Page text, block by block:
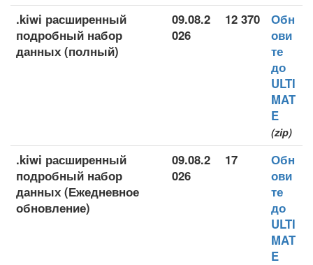
.kiwi расширенный
подробный набор
данных (полный)
09.08.2
026
12 370
Обн
ови
те
до
ULTI
MAT
E
(zip)
.kiwi расширенный
подробный набор
данных (Ежедневное
обновление)
09.08.2
026
17
Обн
ови
те
до
ULTI
MAT
E